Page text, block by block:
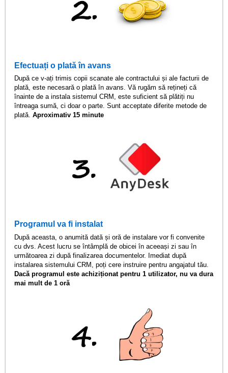
Efectuați o plată în avans
După ce v-ați trimis copii scanate ale contractului și ale facturii de
plată, este necesară o plată în avans. Vă rugăm să rețineți că
înainte de a instala sistemul CRM, este suficient să plătiți nu
întreaga sumă, ci doar o parte. Sunt acceptate diferite metode de
plată.Aproximativ 15 minute
Programul va fi instalat
După aceasta, o anumită dată și oră de instalare vor fi convenite
cu dvs. Acest lucru se întâmplă de obicei în aceeași zi sau în
următoarea zi după finalizarea documentelor. Imediat după
instalarea sistemului CRM, poți cere instruire pentru angajatul tău.
Dacă programul este achiziționat pentru 1 utilizator, nu va dura
mai mult de 1 oră